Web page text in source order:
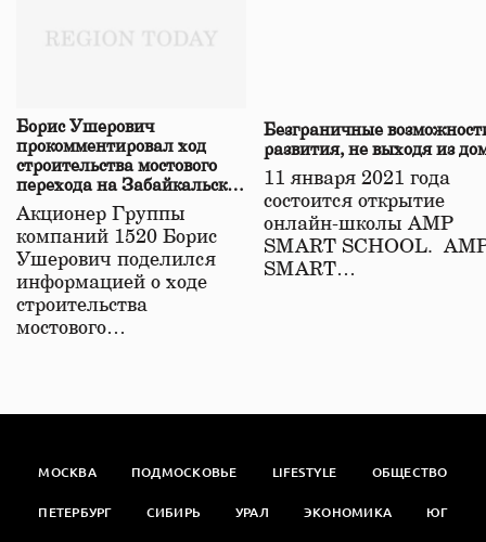
Борис Ушерович
прокомментировал ход
строительства мостового
перехода на Забайкальской
железной дороге
Акционер Группы
компаний 1520 Борис
Ушерович поделился
информацией о ходе
строительства
мостового…
Безграничные
развития, не выходя из
11 января 2021 года
состоится открытие
онлайн-школы АМР
SMART SCHOOL.
SMART…
МОСКВА ПОДМОСКОВЬЕ LIFESTYLE ОБЩЕСТВО
ПЕТЕРБУРГ СИБИРЬ УРАЛ ЭКОНОМИКА ЮГ